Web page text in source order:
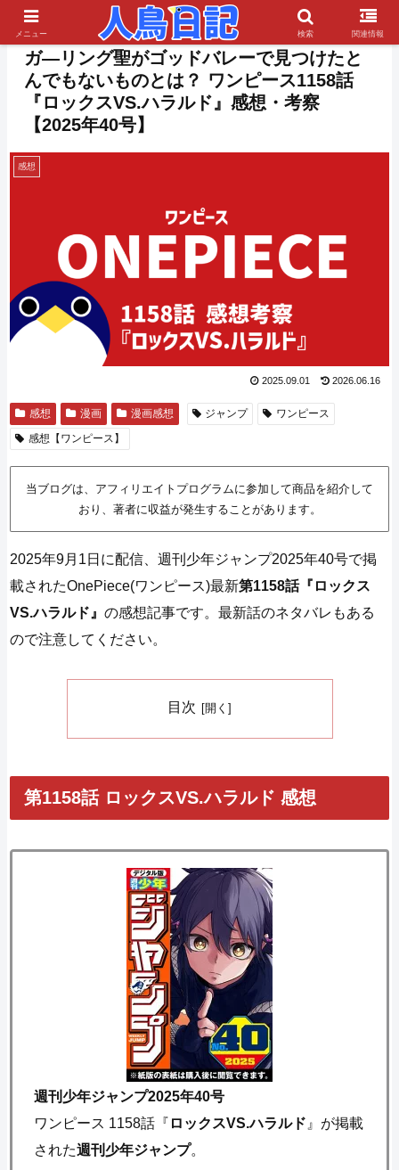
ガ―リング聖がゴッドバレーで見つけたと
んでもないものとは？ ワンピース1158話
『ロックスVS.ハラルド』感想・考察
【2025年40号】
感想
2025.09.01 2026.06.16
感想 漫画 漫画感想 ジャンプ
ワンピース
感想【ワンピース】
当ブログは、アフィリエイトプログラムに参加して商品を紹介して
おり、著者に収益が発生することがあります。
2025年9月1日に配信、週刊少年ジャンプ2025年40号で掲
載されたOnePiece(ワンピース)最新第1158話『ロックス
VS.ハラルド』の感想記事です。最新話のネタバレもある
ので注意してください。
目次
第1158話 ロックスVS.ハラルド 感想
週刊少年ジャンプ2025年40号
ワンピース 1158話『 ロックスVS.ハラルド 』が掲載
された週刊少年ジャンプ。
メニュー 検索 関連情報